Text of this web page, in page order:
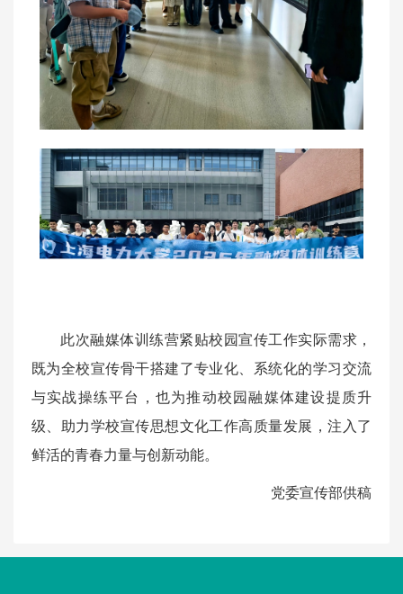
此次融媒体训练营紧贴校园宣传工作实际需求，
既为全校宣传骨干搭建了专业化、系统化的学习交流
与实战操练平台，也为推动校园融媒体建设提质升
级、助力学校宣传思想文化工作高质量发展，注入了
鲜活的青春力量与创新动能。
党委宣传部供稿